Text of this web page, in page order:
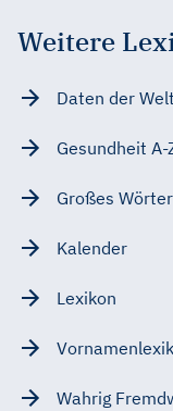
Weitere
Daten der
Gesundheit A-
Großes
Kalender
Lexikon
Wahrig